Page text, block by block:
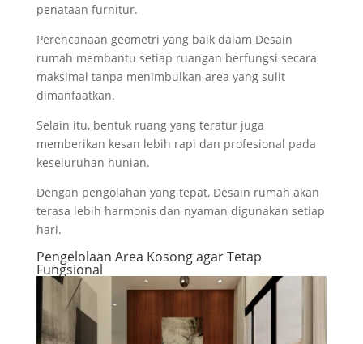
penataan furnitur.
Perencanaan geometri yang baik dalam Desain
rumah membantu setiap ruangan berfungsi secara
maksimal tanpa menimbulkan area yang sulit
dimanfaatkan.
Selain itu, bentuk ruang yang teratur juga
memberikan kesan lebih rapi dan profesional pada
keseluruhan hunian.
Dengan pengolahan yang tepat, Desain rumah akan
terasa lebih harmonis dan nyaman digunakan setiap
hari.
Pengelolaan Area Kosong agar Tetap
Fungsional